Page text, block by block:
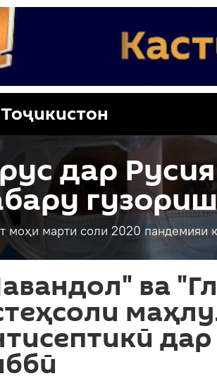
Тоҷикистон
дар
марти соли 2020 пандемияи
ва